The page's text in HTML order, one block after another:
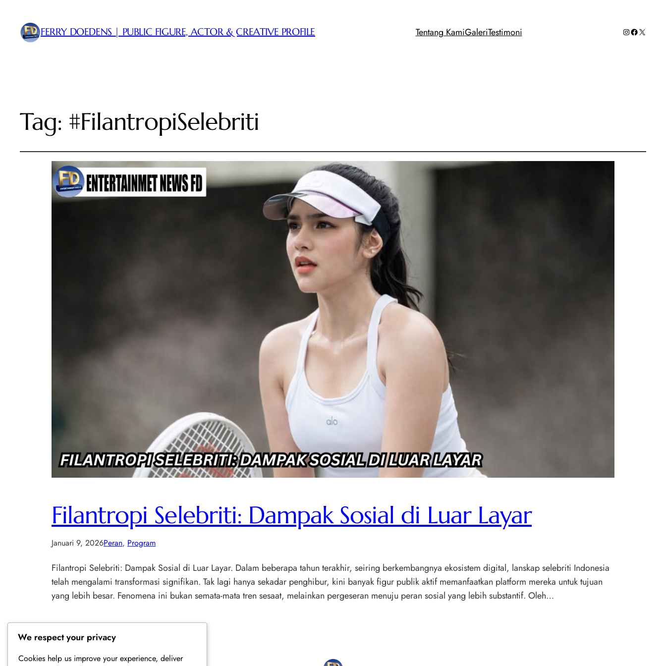
FERRY DOEDENS | PUBLIC FIGURE, ACTOR & CREATIVE PROFILE Tentang KamiGaleriTestimoni Instagram
Facebook
X
Tag: #FilantropiSelebriti
Filantropi Selebriti: Dampak Sosial di Luar Layar
Januari 9, 2026Peran, Program
Filantropi Selebriti: Dampak Sosial di Luar Layar. Dalam beberapa tahun terakhir, seiring berkembangnya ekosistem digital, lanskap selebriti Indonesia
telah mengalami transformasi signifikan. Tak lagi hanya sekadar penghibur, kini banyak figur publik aktif memanfaatkan platform mereka untuk tujuan
yang lebih besar. Fenomena ini bukan semata-mata tren sesaat, melainkan pergeseran menuju peran sosial yang lebih substantif. Oleh…
We respect your privacy
Cookies help us improve your experience, deliver